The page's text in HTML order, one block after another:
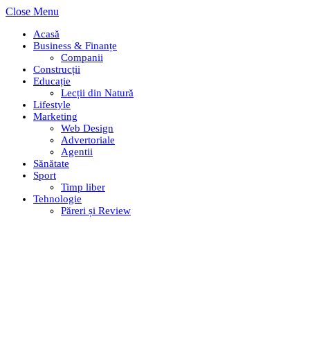
Close Menu
Acasă
Business & Finanțe
Companii
Construcții
Educație
Lecții din Natură
Lifestyle
Marketing
Web Design
Advertoriale
Agentii
Sănătate
Sport
Timp liber
Tehnologie
Păreri și Review